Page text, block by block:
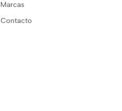
Marcas
Contacto